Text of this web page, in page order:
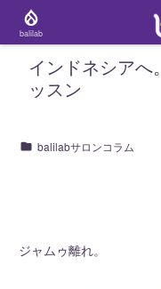
インドネシアへ
ッスン
balilabサロンコラム
ジャムゥ離れ。
balilab